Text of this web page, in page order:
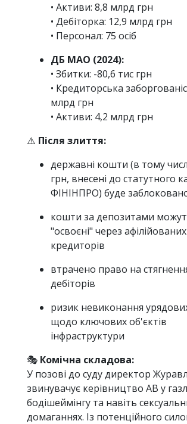
• Активи: 8,8 млрд грн
• Дебіторка: 12,9 млрд грн
• Персонал: 75 осіб
ДБ МАО (2024):
• Збитки: -80,6 тис грн
• Кредиторська
млрд грн
• Активи: 4,2 млрд грн
⚠️ Після злиття:
державні кошти (в тому
грн, внесені до статутного
ФІНІНПРО) буде
кошти за депозитами
"освоєні" через афілійованих
кредиторів
втрачено право на
дебіторів
ризик невиконання
щодо ключових об'єктів
інфраструктури
🎭 Комічна складова:
У позові до суду директор
звинувачує керівництво АВ у
бодішеймінгу та навіть
домаганнях. Із потенційного